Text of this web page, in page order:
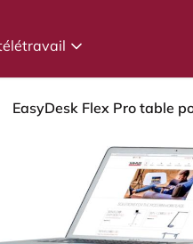
EasyDesk Flex Pro table